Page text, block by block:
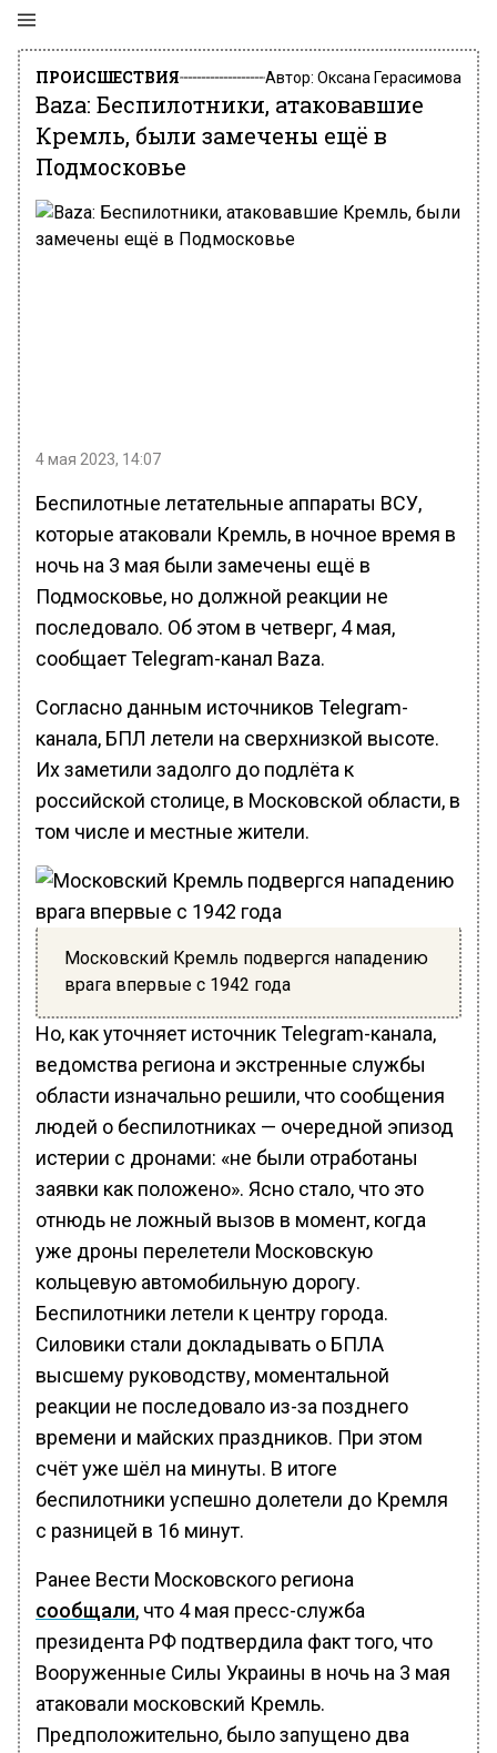
ПРОИСШЕСТВИЯ Автор: Оксана Герасимова
Baza: Беспилотники, атаковавшие
Кремль, были замечены ещё в
Подмосковье
4 мая 2023, 14:07
Беспилотные летательные аппараты ВСУ,
которые атаковали Кремль, в ночное время в
ночь на 3 мая были замечены ещё в
Подмосковье, но должной реакции не
последовало. Об этом в четверг, 4 мая,
сообщает Telegram-канал Baza.
Cогласно данным источников Telegram-
канала, БПЛ летели на сверхнизкой высоте.
Их заметили задолго до подлёта к
российской столице, в Московской области, в
том числе и местные жители.
Московский Кремль подвергся нападению
врага впервые с 1942 года
Но, как уточняет источник Telegram-канала,
ведомства региона и экстренные службы
области изначально решили, что сообщения
людей о беспилотниках — очередной эпизод
истерии с дронами: «не были отработаны
заявки как положено». Ясно стало, что это
отнюдь не ложный вызов в момент, когда
уже дроны перелетели Московскую
кольцевую автомобильную дорогу.
Беспилотники летели к центру города.
Силовики стали докладывать о БПЛА
высшему руководству, моментальной
реакции не последовало из-за позднего
времени и майских праздников. При этом
счёт уже шёл на минуты. В итоге
беспилотники успешно долетели до Кремля
с разницей в 16 минут.
Ранее Вести Московского региона
сообщали, что 4 мая пресс-служба
президента РФ подтвердила факт того, что
Вооруженные Силы Украины в ночь на 3 мая
атаковали московский Кремль.
Предположительно, было запущено два